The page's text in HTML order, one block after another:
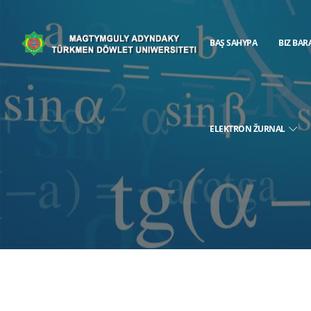
BAŞ SAHYPA BIZ
ELEKTRON ŽURNAL